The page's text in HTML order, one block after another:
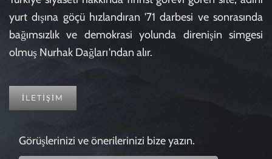
yurt dışına göçü hızlandıran '71 darbesi ve sonrasında
bağımsızlık ve demokrasi yolunda direnişin simgesi
olmuş Nurhak Dağları'ndan alır.
İLETİŞİM
Görüşlerinizi ve önerilerinizi bize yazın.